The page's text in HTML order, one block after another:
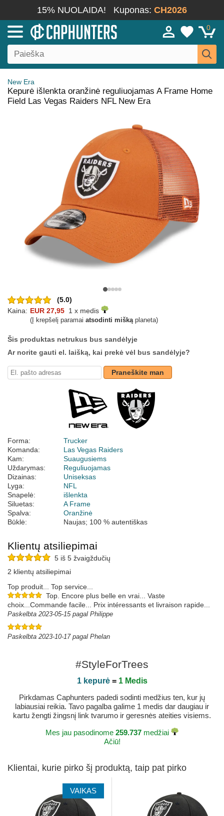
15% NUOLAIDA! Kuponas: CH2026
0
New Era
Kepurė išlenkta oranžinė reguliuojamas A Frame Home
Field Las Vegas Raiders NFL New Era
(5.0)
Kaina: EUR 27,95 1 x medis
(Į krepšelį paramai atsodinti miškąplaneta)
Šis produktas netrukus bus sandėlyje
Ar norite gauti el. laišką, kai prekė vėl bus sandėlyje?
Praneškite man
Forma:
Trucker
Komanda:
Las Vegas Raiders
Kam:
Suaugusiems
Uždarymas:
Reguliuojamas
Dizainas:
Uniseksas
Lyga:
NFL
Snapelė:
išlenkta
Siluetas:
A Frame
Spalva:
Oranžinė
Būklė:
Naujas; 100 % autentiškas
Klientų atsiliepimai
5 iš 5 žvaigždučių
2 klientų atsiliepimai
Top produit... Top service...
Top. Encore plus belle en vrai... Vaste
choix...Commande facile... Prix intéressants et livraison rapide...
Paskelbta 2023-05-15 pagal Philippe
Paskelbta 2023-10-17 pagal Phelan
#StyleForTrees
1 kepurė= 1 Medis
Pirkdamas Caphunters padedi sodinti medžius ten, kur jų
labiausiai reikia. Tavo pagalba galime 1 medis dar daugiau ir
kartu žengti žingsnį link tvarumo ir geresnės ateities visiems.
Mes jau pasodinome 259.737 medžiai
Ačiū!
Klientai, kurie pirko šį produktą, taip pat pirko
VAIKAS